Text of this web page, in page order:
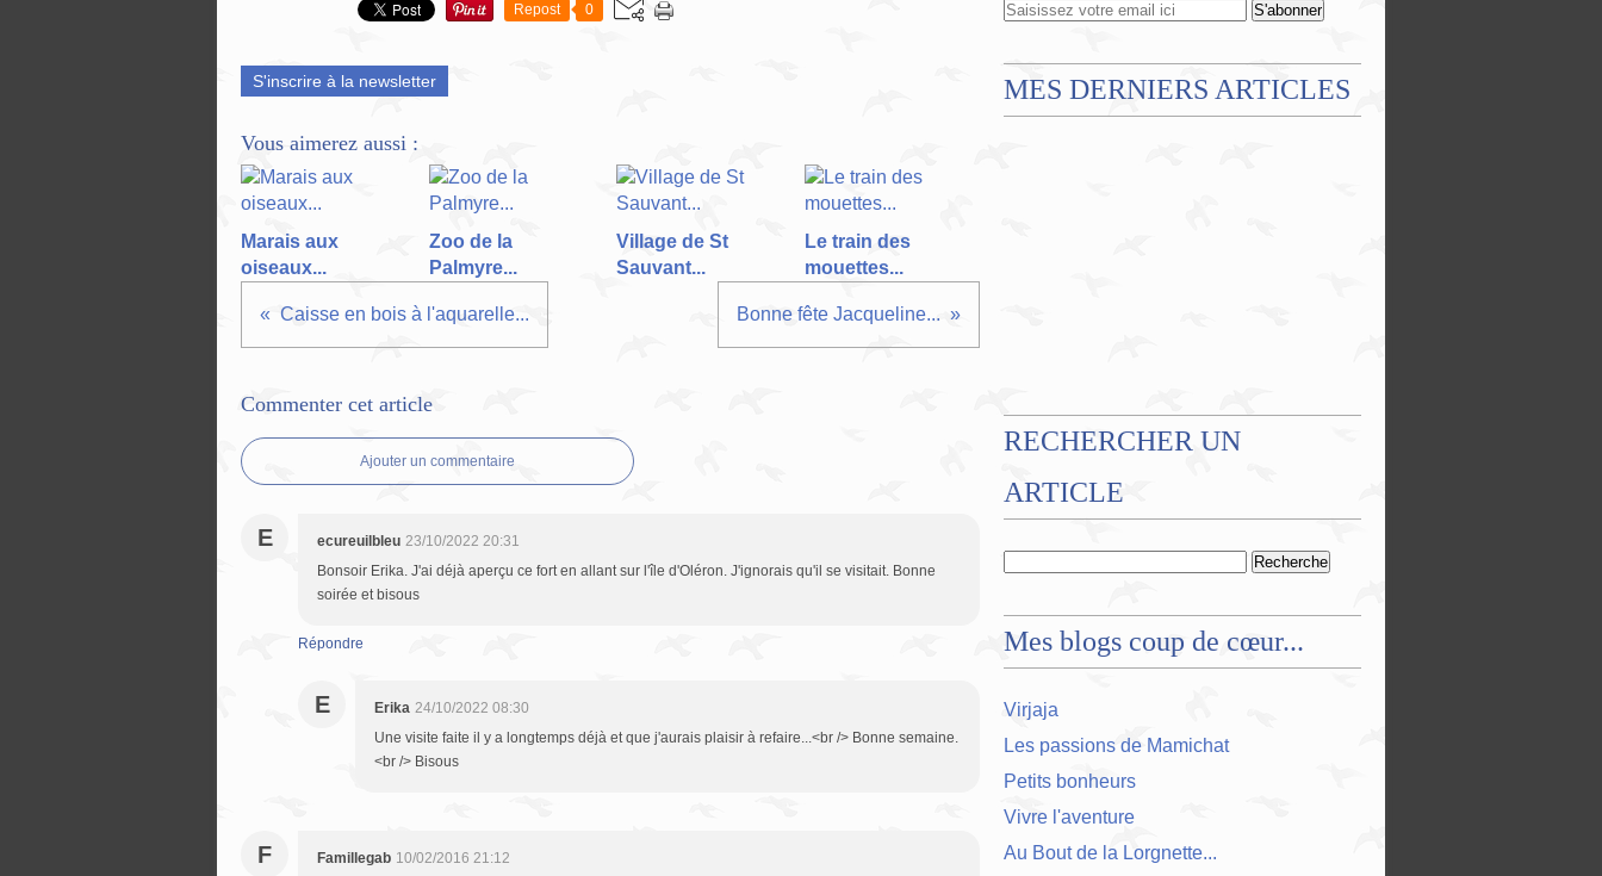
Repost 0
S'inscrire à la newsletter
Vous aimerez aussi :
Marais aux
oiseaux...
Zoo de la
Palmyre...
Village de St
Sauvant...
Le train des
mouettes...
Caisse en bois à l'aquarelle... Bonne fête Jacqueline...
Commenter cet article
Ajouter un commentaire
E ecureuilbleu 23/10/2022 20:31
Bonsoir Erika. J'ai déjà aperçu ce fort en allant sur l'île d'Oléron. J'ignorais qu'il se visitait. Bonne
soirée et bisous
Répondre
E Erika 24/10/2022 08:30
Une visite faite il y a longtemps déjà et que j'aurais plaisir à refaire...<br /> Bonne semaine.
<br /> Bisous
F Famillegab 10/02/2016 21:12
MES DERNIERS ARTICLES
RECHERCHER UN
ARTICLE
Mes blogs coup de cœur...
Virjaja
Les passions de Mamichat
Petits bonheurs
Vivre l'aventure
Au Bout de la Lorgnette...